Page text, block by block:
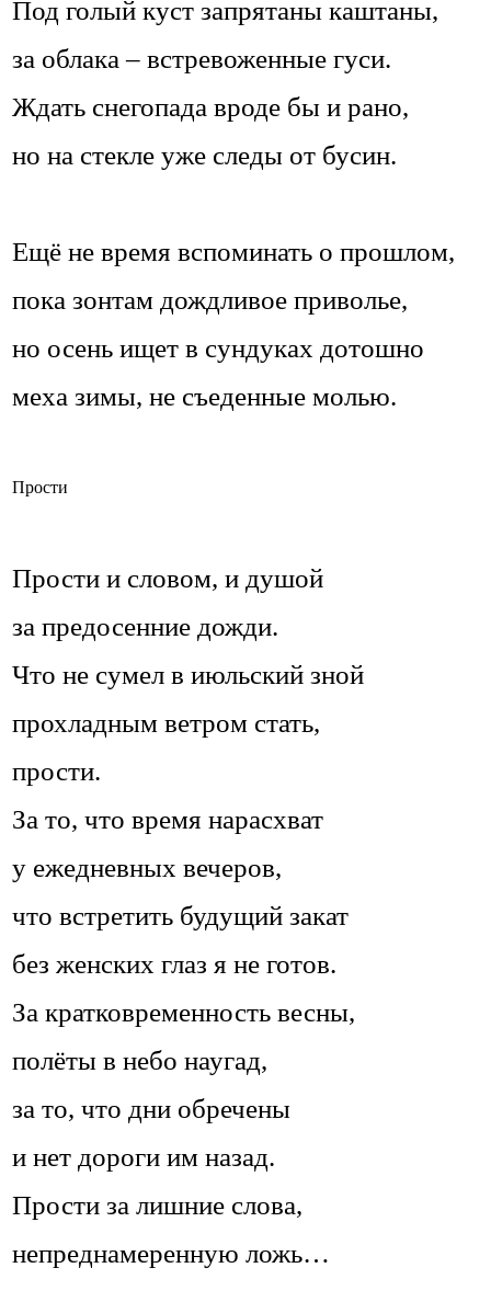
Под голый куст запрятаны каштаны,
за облака – встревоженные гуси.
Ждать снегопада вроде бы и рано,
но на стекле уже следы от бусин.
Ещё не время вспоминать о прошлом,
пока зонтам дождливое приволье,
но осень ищет в сундуках дотошно
меха зимы, не съеденные молью.
Прости
Прости и словом, и душой
за предосенние дожди.
Что не сумел в июльский зной
прохладным ветром стать,
прости.
За то, что время нарасхват
у ежедневных вечеров,
что встретить будущий закат
без женских глаз я не готов.
За кратковременность весны,
полёты в небо наугад,
за то, что дни обречены
и нет дороги им назад.
Прости за лишние слова,
непреднамеренную ложь…